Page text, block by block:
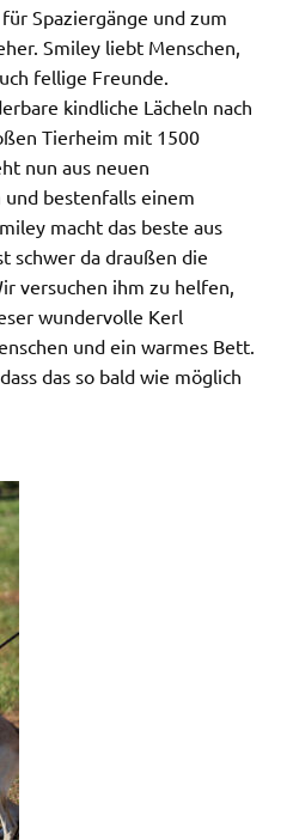
Spaziergänge und zum
Smiley liebt Menschen,
fellige Freunde.
kindliche Lächeln nach
Tierheim mit 1500
nun aus neuen
bestenfalls einem
macht das beste aus
schwer da draußen die
versuchen ihm zu helfen,
wundervolle Kerl
und ein warmes Bett.
das so bald wie möglich